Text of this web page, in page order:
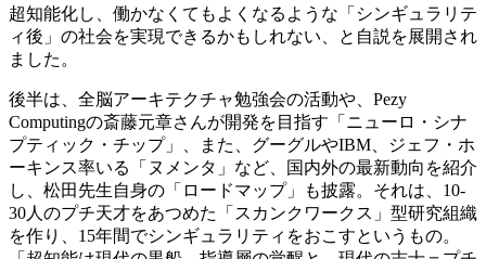
超知能化し、働かなくてもよくなるような「シンギュラリテ
ィ後」の社会を実現できるかもしれない、と自説を展開され
ました。
後半は、全脳アーキテクチャ勉強会の活動や、Pezy
Computingの斎藤元章さんが開発を目指す「ニューロ・シナ
プティック・チップ」、また、グーグルやIBM、ジェフ・ホ
ーキンス率いる「ヌメンタ」など、国内外の最新動向を紹介
し、松田先生自身の「ロードマップ」も披露。それは、10-
30人のプチ天才をあつめた「スカンクワークス」型研究組織
を作り、15年間でシンギュラリティをおこすというもの。